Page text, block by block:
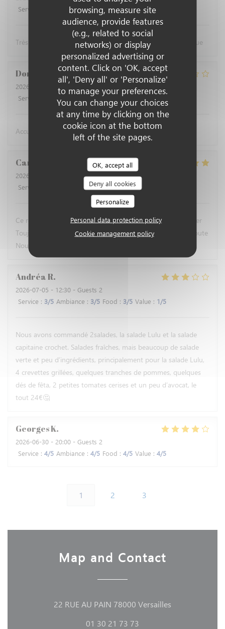
browsing, measure site
audience, provide features
(e.g., related to social
networks) or display
personalized advertising or
content. Click on 'OK, accept
all', 'Deny all' or 'Personalize'
to manage your preferences.
You can change your choices
at any time by clicking on the
cookie icon at the bottom
left of the site pages.
OK, accept all
Deny all cookies
Personalize
Personal data protection policy
Cookie management policy
Service
Ambiance: 5/5 Food: 5/5 Value:
Très bons plats de poissons avec un accueil très sympathique
DominiqueB
2026-07-16
- 12:30 - Guests 2
Service
Ambiance 4/5 Food Value
Accueil aimable. Prestation correcte
Carine
2026-07-04
- 20:15 - Guests 3
Service
Ambiance 4/5 Food: 5/5 Value
Ce recommande ce restaurant de poisson et de fruits de mer
Toujours des poissons bien frais et un personnel très à l'écoute
Nous reviendrons avec plaisir
AndréaR
2026-07-05 - 12:30 - Guests 2
Service : 3/5 Ambiance : 3/5 Food : 3/5 Value : 1/5
Nous avons commandé 2salades, la salade Lulu et la salade
capitaine crochet. Salades fraîches, mais beaucoup de salade
verte et peu d’ingrédients, principalement pour la salade Lulu,
4 crevettes grillées, quelques tranches de pommes, quelques
dés de fêta, 2 petites tomates cerises et un peu d’avocat, le
tout 24€🤔
GeorgesK
2026-06-30 - 20:00 - Guests 2
Service : 4/5 Ambiance : 4/5 Food : 4/5 Value : 4/5
1 2 3
Map and Contact
22 RUE AU PAIN 78000 Versailles
01 30 21 73 73